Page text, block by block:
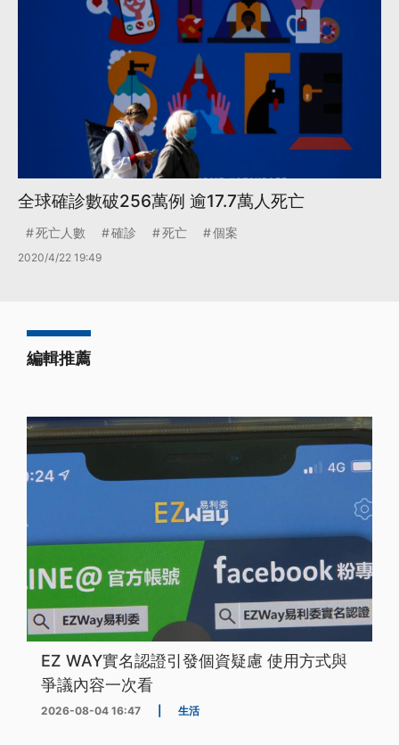
全球確診數破256萬例 逾17.7萬人死亡
死亡人數 確診 死亡 個案
2020/4/22 19:49
編輯推薦
EZ WAY實名認證引發個資疑慮 使用方式與
爭議內容一次看
2026-08-04 16:47 生活